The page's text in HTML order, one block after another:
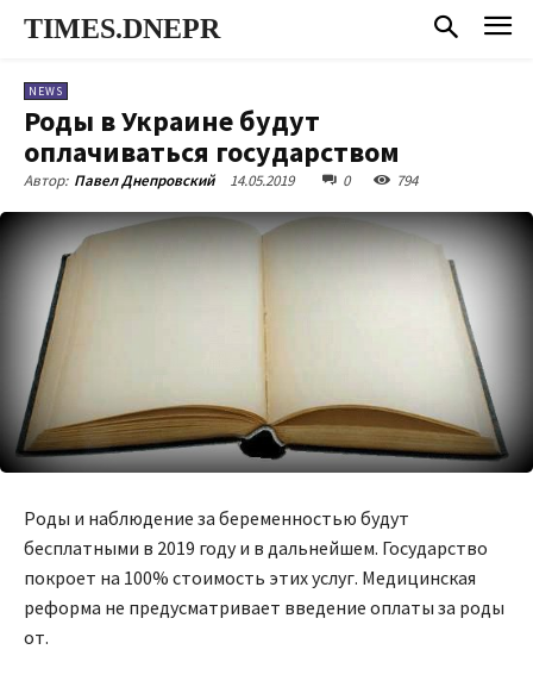
TIMES.DNEPR
NEWS
Роды в Украине будут
оплачиваться государством
Автор: Павел Днепровский 14.05.2019 0 794
Роды и наблюдение за беременностью будут
бесплатными в 2019 году и в дальнейшем. Государство
покроет на 100% стоимость этих услуг. Медицинская
реформа не предусматривает введение оплаты за роды
от.